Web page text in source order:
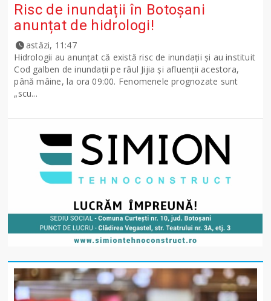
Risc de inundații în Botoșani
anunțat de hidrologi!
astăzi, 11:47
Hidrologii au anunțat că există risc de inundații și au instituit
Cod galben de inundații pe râul Jijia și afluenții acestora,
până mâine, la ora 09:00. Fenomenele prognozate sunt
„scu...